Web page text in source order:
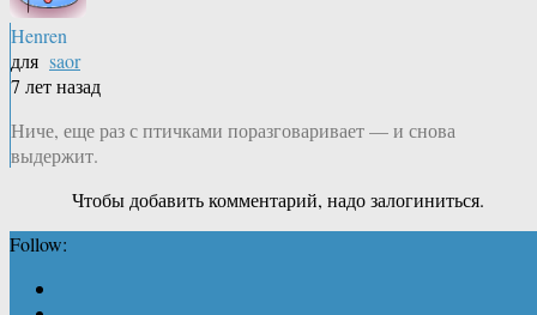
Henren
для saor
7 лет назад
Ниче, еще раз с птичками поразговаривает — и снова
выдержит.
Чтобы добавить комментарий, надо залогиниться.
Follow: